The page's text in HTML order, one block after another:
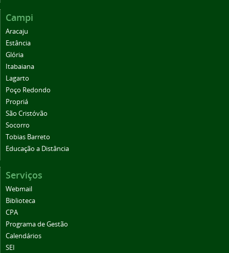
Campi
Aracaju
Estância
Glória
Itabaiana
Lagarto
Poço Redondo
Propriá
São Cristóvão
Socorro
Tobias Barreto
Educação a Distância
Serviços
Webmail
Biblioteca
CPA
Programa de Gestão
Calendários
SEI